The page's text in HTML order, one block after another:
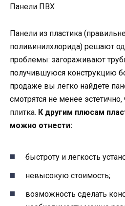
Панели ПВХ
Панели из пластика
поливинилхлорида) решают
проблемы: загораживают
получившуюся конструкцию
продаже вы легко найдете
смотрятся не менее
плитка. К другим плюсам
можно отнести:
быстроту и легкость
невысокую стоимость;
возможность сделать